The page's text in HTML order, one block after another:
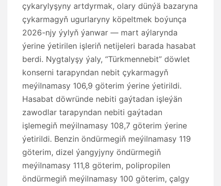
çykarylyşyny artdyrmak, olary dünýä bazaryna
çykarmagyň ugurlaryny köpeltmek boýunça
2026-njy ýylyň ýanwar — mart aýlarynda
ýerine ýetirilen işleriň netijeleri barada hasabat
berdi. Nygtalyşy ýaly, “Türkmennebit” döwlet
konserni tarapyndan nebit çykarmagyň
meýilnamasy 106,9 göterim ýerine ýetirildi.
Hasabat döwründe nebiti gaýtadan işleýän
zawodlar tarapyndan nebiti gaýtadan
işlemegiň meýilnamasy 108,7 göterim ýerine
ýetirildi. Benzin öndürmegiň meýilnamasy 119
göterim, dizel ýangyjyny öndürmegiň
meýilnamasy 111,8 göterim, polipropilen
öndürmegiň meýilnamasy 100 göterim, çalgy